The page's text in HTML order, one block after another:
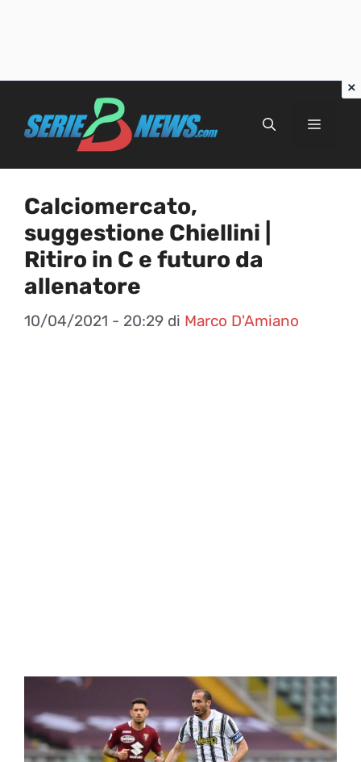
Menu
Calciomercato,
suggestione Chiellini |
Ritiro in C e futuro da
allenatore
10/04/2021 - 20:29 di Marco D'Amiano